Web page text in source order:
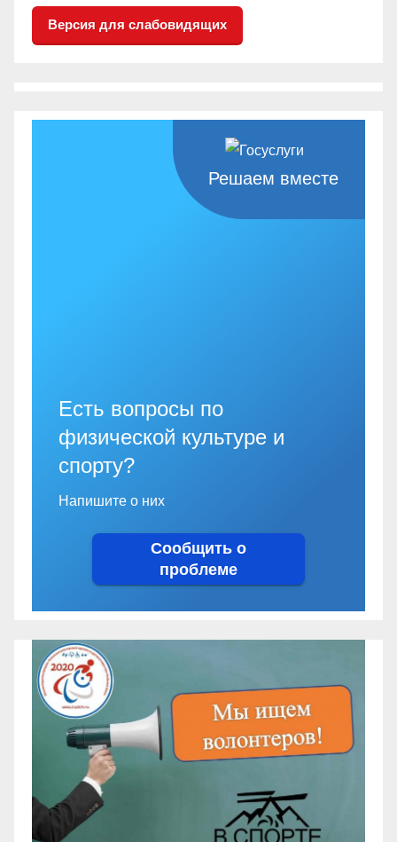
Версия для слабовидящих
Решаем вместе
Есть вопросы по
физической культуре и
спорту?
Напишите о них
Сообщить о
проблеме